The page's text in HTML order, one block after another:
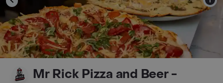
Mr Rick Pizza and Beer -